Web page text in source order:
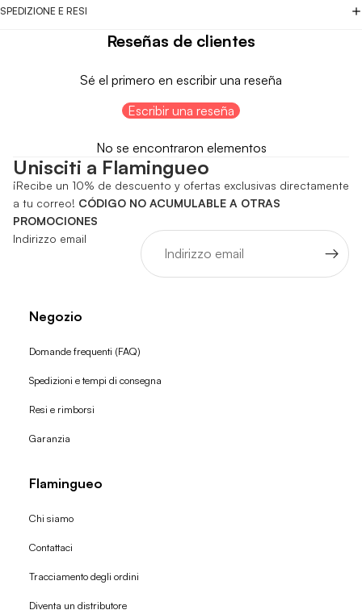
SPEDIZIONE E RESI
Reseñas de clientes
Sé el primero en escribir una reseña
Escribir una reseña
No se encontraron elementos
Unisciti a Flamingueo
¡Recibe un 10% de descuento y ofertas exclusivas directamente
a tu correo! CÓDIGO NO ACUMULABLE A OTRAS
PROMOCIONES
Indirizzo email
Negozio
Domande frequenti (FAQ)
Spedizioni e tempi di consegna
Resi e rimborsi
Garanzia
Flamingueo
Chi siamo
Contattaci
Tracciamento degli ordini
Diventa un distributore